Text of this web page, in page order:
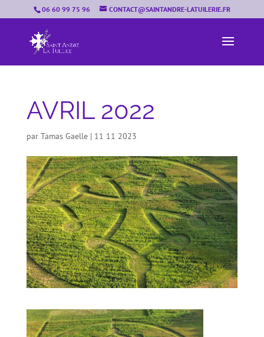
06 60 99 75 96 CONTACT@SAINTANDRE-LATUILERIE.FR
AVRIL 2022
par Tamas Gaelle| 11 11 2023